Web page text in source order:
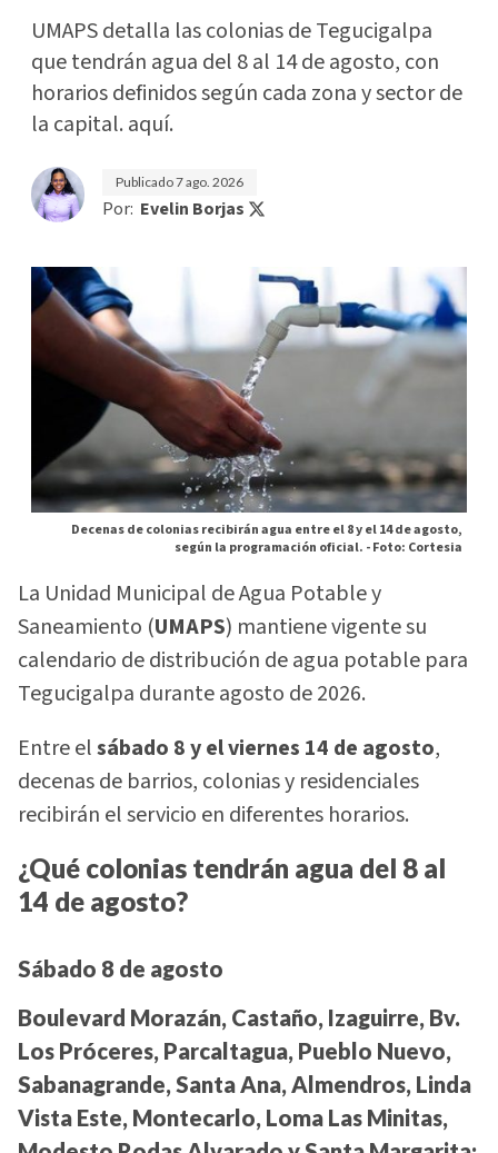
UMAPS detalla las colonias de Tegucigalpa
que tendrán agua del 8 al 14 de agosto, con
horarios definidos según cada zona y sector de
la capital. aquí.
Publicado7 ago. 2026
Por: Evelin Borjas
Decenas de colonias recibirán agua entre el 8 y el 14 de agosto,
según la programación oficial. -Foto: Cortesia
La Unidad Municipal de Agua Potable y
Saneamiento (UMAPS) mantiene vigente su
calendario de distribución de agua potable para
Tegucigalpa durante agosto de 2026.
Entre elsábado 8 y el viernes 14 de agosto,
decenas de barrios, colonias y residenciales
recibirán el servicio en diferentes horarios.
¿Qué colonias tendrán agua del 8 al
14 de agosto?
Sábado 8 de agosto
Boulevard Morazán, Castaño, Izaguirre, Bv.
Los Próceres, Parcaltagua, Pueblo Nuevo,
Sabanagrande, Santa Ana, Almendros, Linda
Vista Este, Montecarlo, Loma Las Minitas,